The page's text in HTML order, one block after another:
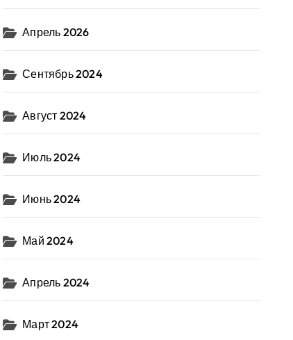
Апрель 2026
Сентябрь 2024
Август 2024
Июль 2024
Июнь 2024
Май 2024
Апрель 2024
Март 2024